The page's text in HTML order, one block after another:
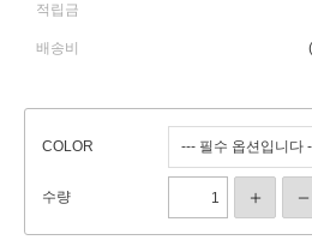
적립금
배송비
COLOR
수량